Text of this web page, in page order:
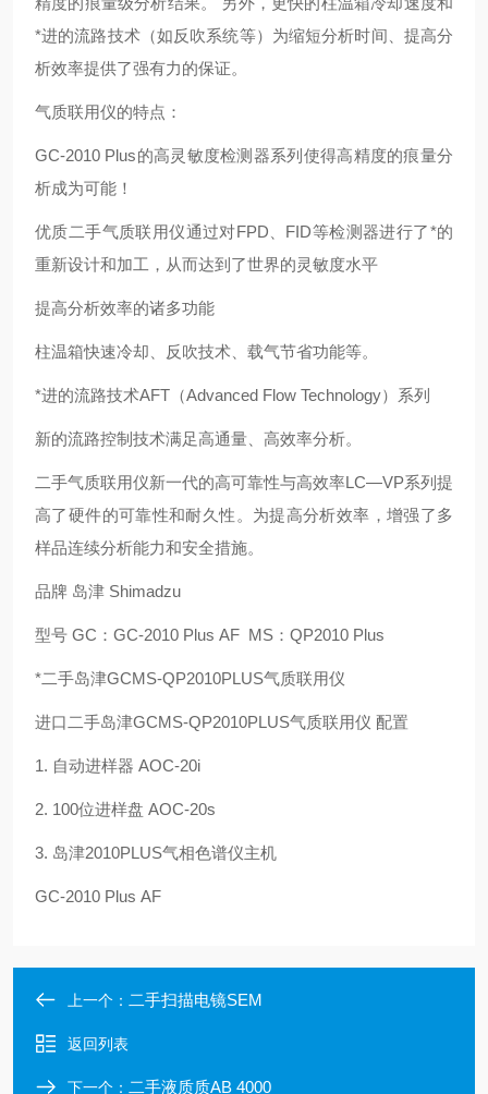
*进的流路技术（如反吹系统等）为缩短分析时间、提高分
析效率提供了强有力的保证。
气质联用仪的特点：
GC-2010 Plus的高灵敏度检测器系列使得高精度的痕量分
析成为可能！
优质二手气质联用仪通过对FPD、FID等检测器进行了*的
重新设计和加工，从而达到了世界的灵敏度水平
提高分析效率的诸多功能
柱温箱快速冷却、反吹技术、载气节省功能等。
*进的流路技术AFT（Advanced Flow Technology）系列
新的流路控制技术满足高通量、高效率分析。
二手气质联用仪新一代的高可靠性与高效率LC—VP系列提
高了硬件的可靠性和耐久性。为提高分析效率，增强了多
样品连续分析能力和安全措施。
品牌 岛津 Shimadzu
型号 GC：GC-2010 Plus AF MS：QP2010 Plus
*二手岛津GCMS-QP2010PLUS气质联用仪
进口二手岛津GCMS-QP2010PLUS气质联用仪 配置
1. 自动进样器 AOC-20i
2. 100位进样盘 AOC-20s
3. 岛津2010PLUS气相色谱仪主机
GC-2010 Plus AF
上一个： 二手扫描电镜SEM
返回列表
下一个： 二手液质质AB 4000